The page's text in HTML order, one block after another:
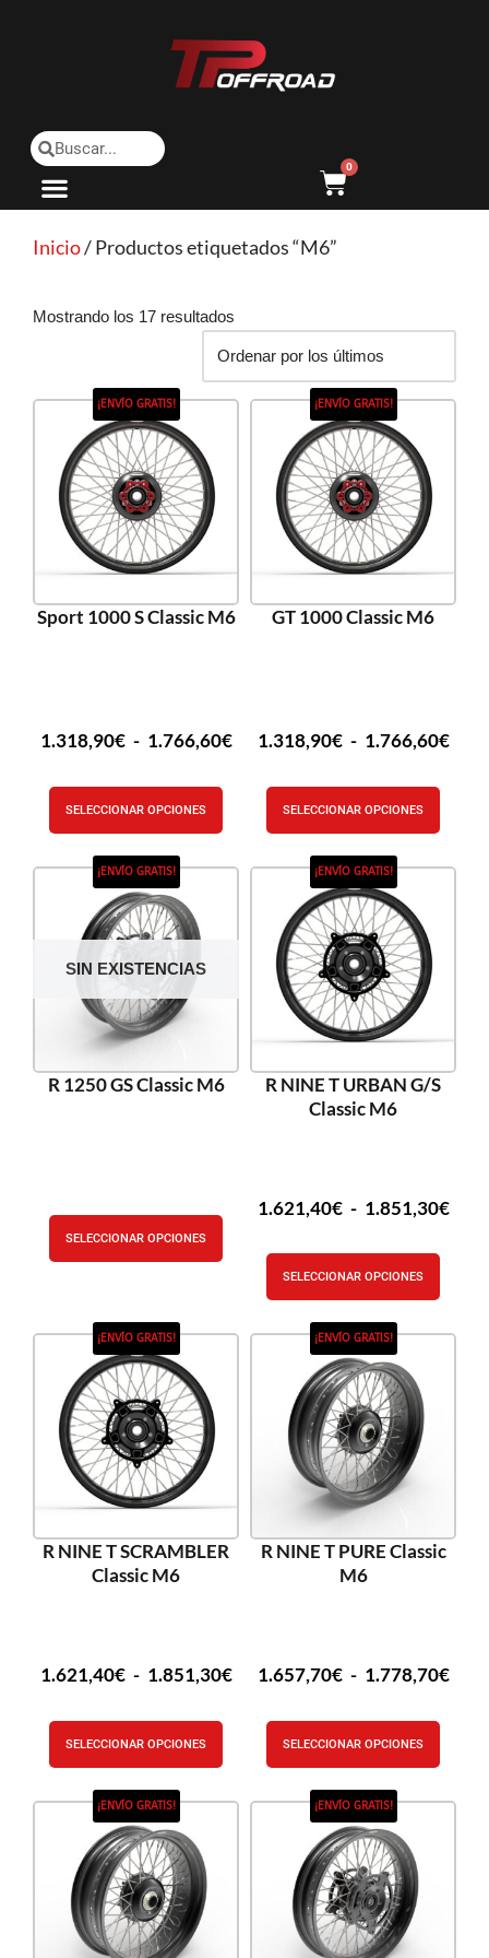
0
Inicio/ Productos etiquetados “M6”
Mostrando los 17 resultados
¡ENVÍO GRATIS!
Sport 1000 S Classic M6
1.318,90€ - 1.766,60€
SELECCIONAR OPCIONES
¡ENVÍO GRATIS!
GT 1000 Classic M6
1.318,90€ - 1.766,60€
SELECCIONAR OPCIONES
SIN EXISTENCIAS
¡ENVÍO GRATIS!
R 1250 GS Classic M6
SELECCIONAR OPCIONES
¡ENVÍO GRATIS!
R NINE T URBAN G/S
Classic M6
1.621,40€ - 1.851,30€
SELECCIONAR OPCIONES
¡ENVÍO GRATIS!
R NINE T SCRAMBLER
Classic M6
1.621,40€ - 1.851,30€
SELECCIONAR OPCIONES
¡ENVÍO GRATIS!
R NINE T PURE Classic
M6
1.657,70€ - 1.778,70€
SELECCIONAR OPCIONES
¡ENVÍO GRATIS! ¡ENVÍO GRATIS!